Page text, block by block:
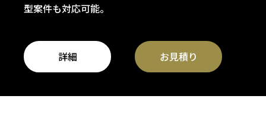
型案件も対応可能。
詳細 お見積り